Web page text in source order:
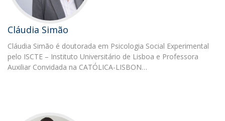
Cláudia Simão
Cláudia Simão é doutorada em Psicologia Social Experimental
pelo ISCTE – Instituto Universitário de Lisboa e Professora
Auxiliar Convidada na CATÓLICA-LISBON…